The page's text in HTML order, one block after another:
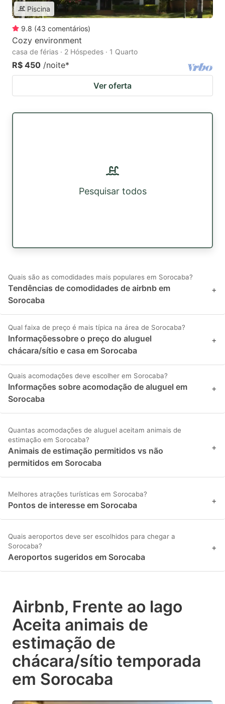
Piscina
9.8 (43 comentários)
Cozy environment
casa de férias · 2 Hóspedes · 1 Quarto
R$ 450 /noite*
Ver oferta
Pesquisar todos
Quais são as comodidades mais populares em Sorocaba?
Tendências de comodidades de airbnb em
Sorocaba
+
Qual faixa de preço é mais típica na área de Sorocaba?
Informaçõessobre o preço do aluguel
chácara/sítio e casa em Sorocaba
+
Quais acomodações deve escolher em Sorocaba?
Informações sobre acomodação de aluguel em
Sorocaba
+
Quantas acomodações de aluguel aceitam animais de
estimação em Sorocaba?
Animais de estimação permitidos vs não
permitidos em Sorocaba
+
Melhores atrações turísticas em Sorocaba?
Pontos de interesse em Sorocaba +
Quais aeroportos deve ser escolhidos para chegar a
Sorocaba?
Aeroportos sugeridos em Sorocaba
+
Airbnb, Frente ao lago
Aceita animais de
estimação de
chácara/sítio temporada
em Sorocaba